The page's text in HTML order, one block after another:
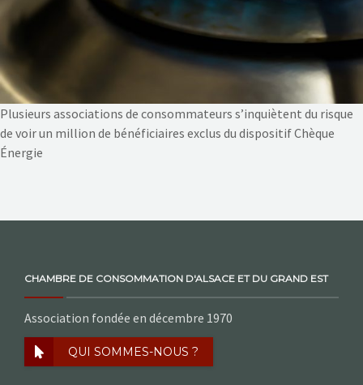
Plusieurs associations de consommateurs s’inquiètent du risque
de voir un million de bénéficiaires exclus du dispositif Chèque
Énergie
CHAMBRE DE CONSOMMATION D'ALSACE ET DU GRAND EST
Association fondée en décembre 1970
QUI SOMMES-NOUS ?